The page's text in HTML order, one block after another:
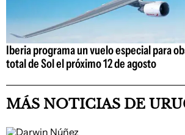
Iberia programa un vuelo especial para
total de Sol el próximo 12 de agosto
MÁS NOTICIAS DE